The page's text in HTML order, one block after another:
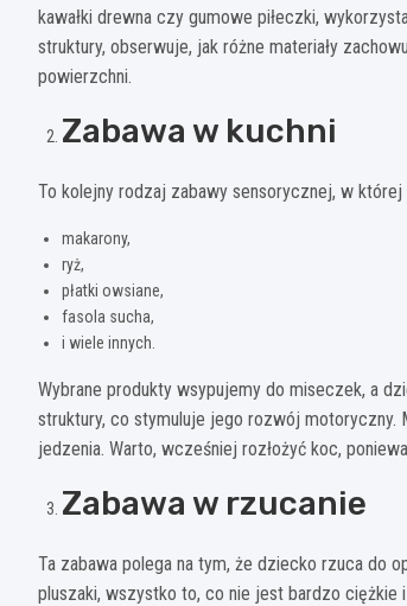
kawałki drewna czy gumowe piłeczki,
struktury, obserwuje, jak różne materiały
powierzchni.
Zabawa w kuchni
To kolejny rodzaj zabawy sensorycznej, w której
makarony,
ryż,
płatki owsiane,
fasola sucha,
i wiele innych.
Wybrane produkty wsypujemy do miseczek, a
struktury, co stymuluje jego rozwój motoryczny.
jedzenia. Warto, wcześniej rozłożyć koc,
Zabawa w rzucanie
Ta zabawa polega na tym, że dziecko rzuca do
pluszaki, wszystko to, co nie jest bardzo ciężkie